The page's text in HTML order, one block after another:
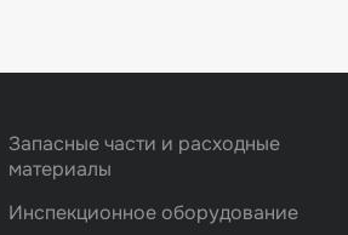
Запасные части и расходные
материалы
Инспекционное оборудование